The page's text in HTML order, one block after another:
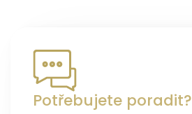
Potřebujete poradit?